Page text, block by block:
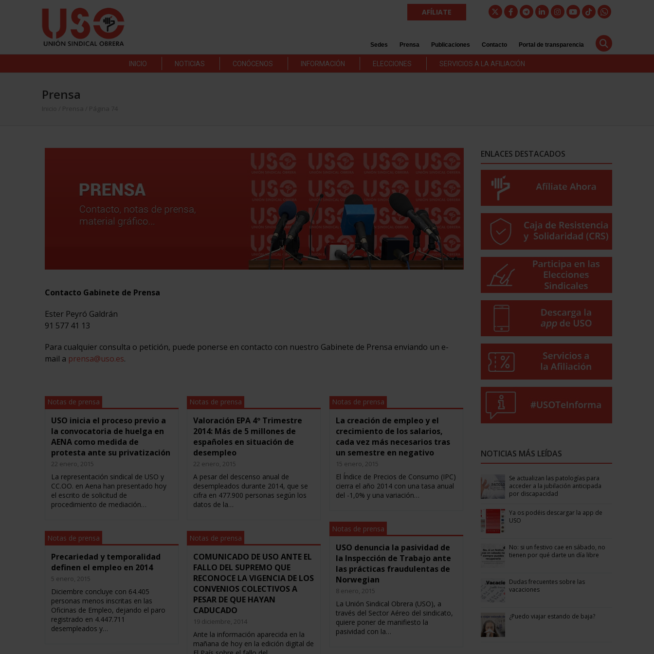
AFÍLIATE
Sedes Prensa Publicaciones Contacto Portal de transparencia
INICIO NOTICIAS CONÓCENOS INFORMACIÓN ELECCIONES SERVICIOS A LA AFILIACIÓN
Prensa
Inicio Prensa / Página 74
Contacto Gabinete de Prensa
Ester Peyró Galdrán
91 577 41 13
Para cualquier consulta o petición, puede ponerse en contacto con nuestro Gabinete de Prensa enviando un e-
mail a prensa@uso.es.
Notas de prensa
USO inicia el proceso previo a
la convocatoria de huelga en
AENA como medida de
protesta ante su privatización
22 enero, 2015
La representación sindical de USO y
CC.OO. en Aena han presentado hoy
el escrito de solicitud de
procedimiento de mediación…
Notas de prensa
Valoración EPA 4º Trimestre
2014: Más de 5 millones de
españoles en situación de
desempleo
22 enero, 2015
A pesar del descenso anual de
desempleados durante 2014, que se
cifra en 477.900 personas según los
datos de la…
Notas de prensa
La creación de empleo y el
crecimiento de los salarios,
cada vez más necesarios tras
un semestre en negativo
15 enero, 2015
El Índice de Precios de Consumo (IPC)
cierra el año 2014 con una tasa anual
del -1,0% y una variación…
Notas de prensa
USO denuncia la pasividad de
la Inspección de Trabajo ante
las prácticas fraudulentas de
Norwegian
8 enero, 2015
La Unión Sindical Obrera (USO), a
través del Sector Aéreo del sindicato,
quiere poner de manifiesto la
pasividad con la…
Notas de prensa
Precariedad y temporalidad
definen el empleo en 2014
5 enero, 2015
Diciembre concluye con 64.405
personas menos inscritas en las
Oficinas de Empleo, dejando el paro
registrado en 4.447.711
desempleados y…
Notas de prensa
COMUNICADO DE USO ANTE EL
FALLO DEL SUPREMO QUE
RECONOCE LA VIGENCIA DE LOS
CONVENIOS COLECTIVOS A
PESAR DE QUE HAYAN
CADUCADO
19 diciembre, 2014
Ante la información aparecida en la
mañana de hoy en la edición digital de
ENLACES DESTACADOS
NOTICIAS MÁS LEÍDAS
Se actualizan las patologías para
acceder a la jubilación anticipada
por discapacidad
Ya os podéis descargar la app de
USO
No: si un festivo cae en sábado, no
tienen por qué darte un día libre
Dudas frecuentes sobre las
vacaciones
¿Puedo viajar estando de baja?